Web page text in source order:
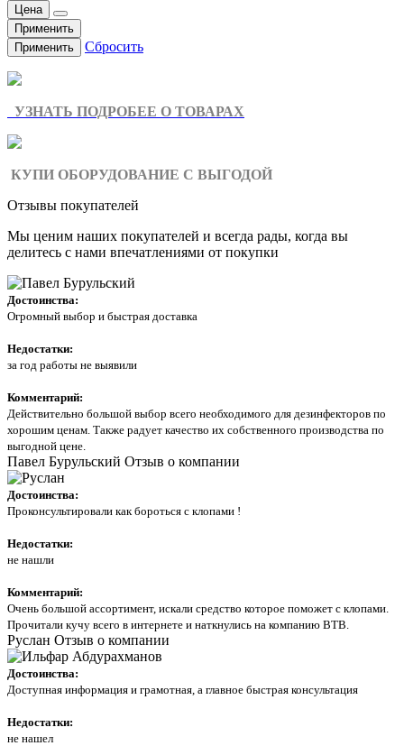
Цена
Применить
Применить
Сбросить
УЗНАТЬ ПОДРОБЕЕ О ТОВАРАХ
КУПИ ОБОРУДОВАНИЕ С ВЫГОДОЙ
Отзывы покупателей
Мы ценим наших покупателей и всегда рады, когда вы
делитесь с нами впечатлениями от покупки
Достоинства:
Огромный выбор и быстрая доставка
Недостатки:
за год работы не выявили
Комментарий:
Действительно большой выбор всего необходимого для дезинфекторов по
хорошим ценам. Также радует качество их собственного производства по
выгодной цене.
Павел Бурульский Отзыв о компании
Достоинства:
Проконсультировали как бороться с клопами !
Недостатки:
не нашли
Комментарий:
Очень большой ассортимент, искали средство которое поможет с клопами.
Прочитали кучу всего в интернете и наткнулись на компанию ВТВ.
Руслан Отзыв о компании
Достоинства:
Доступная информация и грамотная, а главное быстрая консультация
Недостатки:
не нашел